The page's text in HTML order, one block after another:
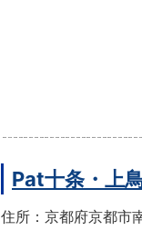
Pat十条・上
住所：京都府京都市